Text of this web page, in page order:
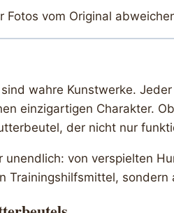
vom Original
wahre Kunstwerke.
einzigartigen Charakter.
der nicht nur
unendlich: von verspielten
Trainingshilfsmittel,